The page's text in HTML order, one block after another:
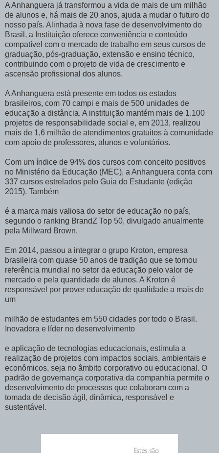
A Anhanguera já transformou a vida de mais de um milhão
de alunos e, há mais de 20 anos, ajuda a mudar o futuro do
nosso país. Alinhada à nova fase de desenvolvimento do
Brasil, a Instituição oferece conveniência e conteúdo
compatível com o mercado de trabalho em seus cursos de
graduação, pós-graduação, extensão e ensino técnico,
contribuindo com o projeto de vida de crescimento e
ascensão profissional dos alunos.
A Anhanguera está presente em todos os estados
brasileiros, com 70 campi e mais de 500 unidades de
educação a distância. A instituição mantém mais de 1.100
projetos de responsabilidade social e, em 2013, realizou
mais de 1,6 milhão de atendimentos gratuitos à comunidade
com apoio de professores, alunos e voluntários.
Com um índice de 94% dos cursos com conceito positivos
no Ministério da Educação (MEC), a Anhanguera conta com
337 cursos estrelados pelo Guia do Estudante (edição
2015). Também
é a marca mais valiosa do setor de educação no país,
segundo o ranking BrandZ Top 50, divulgado anualmente
pela Millward Brown.
Em 2014, passou a integrar o grupo Kroton, empresa
brasileira com quase 50 anos de tradição que se tornou
referência mundial no setor da educação pelo valor de
mercado e pela quantidade de alunos. A Kroton é
responsável por prover educação de qualidade a mais de
um
milhão de estudantes em 550 cidades por todo o Brasil.
Inovadora e líder no desenvolvimento
e aplicação de tecnologias educacionais, estimula a
realização de projetos com impactos sociais, ambientais e
econômicos, seja no âmbito corporativo ou educacional. O
padrão de governança corporativa da companhia permite o
desenvolvimento de processos que colaboram com a
tomada de decisão ágil, dinâmica, responsável e
sustentável.